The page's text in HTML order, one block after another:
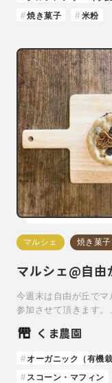
焼き菓子
米粉
マルシェ 焼き菓子
マルシェ@自由
今週末は自由が丘で
参加させて頂きます。
くま農園
オーガニック（有機栽
スコーン・マフィン